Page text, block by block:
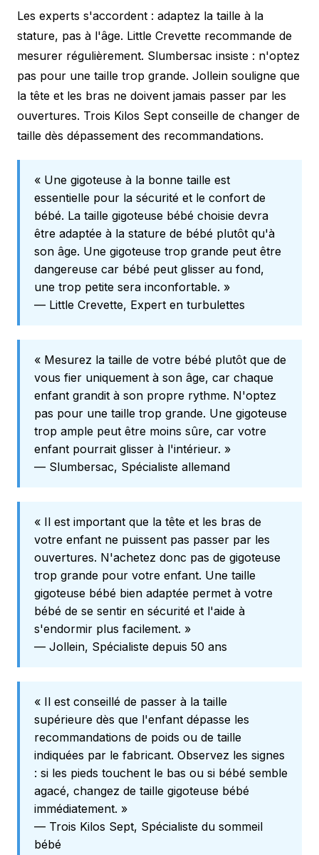
Les experts s'accordent : adaptez la taille à la
stature, pas à l'âge. Little Crevette recommande de
mesurer régulièrement. Slumbersac insiste : n'optez
pas pour une taille trop grande. Jollein souligne que
la tête et les bras ne doivent jamais passer par les
ouvertures. Trois Kilos Sept conseille de changer de
taille dès dépassement des recommandations.
« Une gigoteuse à la bonne taille est
essentielle pour la sécurité et le confort de
bébé. La taille gigoteuse bébé choisie devra
être adaptée à la stature de bébé plutôt qu'à
son âge. Une gigoteuse trop grande peut être
dangereuse car bébé peut glisser au fond,
une trop petite sera inconfortable. »
— Little Crevette, Expert en turbulettes
« Mesurez la taille de votre bébé plutôt que de
vous fier uniquement à son âge, car chaque
enfant grandit à son propre rythme. N'optez
pas pour une taille trop grande. Une gigoteuse
trop ample peut être moins sûre, car votre
enfant pourrait glisser à l'intérieur. »
— Slumbersac, Spécialiste allemand
« Il est important que la tête et les bras de
votre enfant ne puissent pas passer par les
ouvertures. N'achetez donc pas de gigoteuse
trop grande pour votre enfant. Une taille
gigoteuse bébé bien adaptée permet à votre
bébé de se sentir en sécurité et l'aide à
s'endormir plus facilement. »
— Jollein, Spécialiste depuis 50 ans
« Il est conseillé de passer à la taille
supérieure dès que l'enfant dépasse les
recommandations de poids ou de taille
indiquées par le fabricant. Observez les signes
: si les pieds touchent le bas ou si bébé semble
agacé, changez de taille gigoteuse bébé
immédiatement. »
— Trois Kilos Sept, Spécialiste du sommeil
bébé